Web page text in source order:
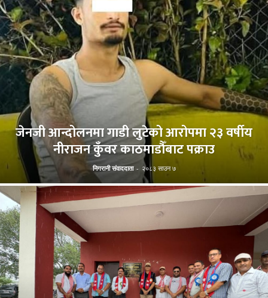
जेनजी आन्दोलनमा गाडी लुटेको आरोपमा २३ वर्षीय
नीराजन कुँवर काठमाडौँबाट पक्राउ
निगरानी संवाददाता - २०८३ साउन ७